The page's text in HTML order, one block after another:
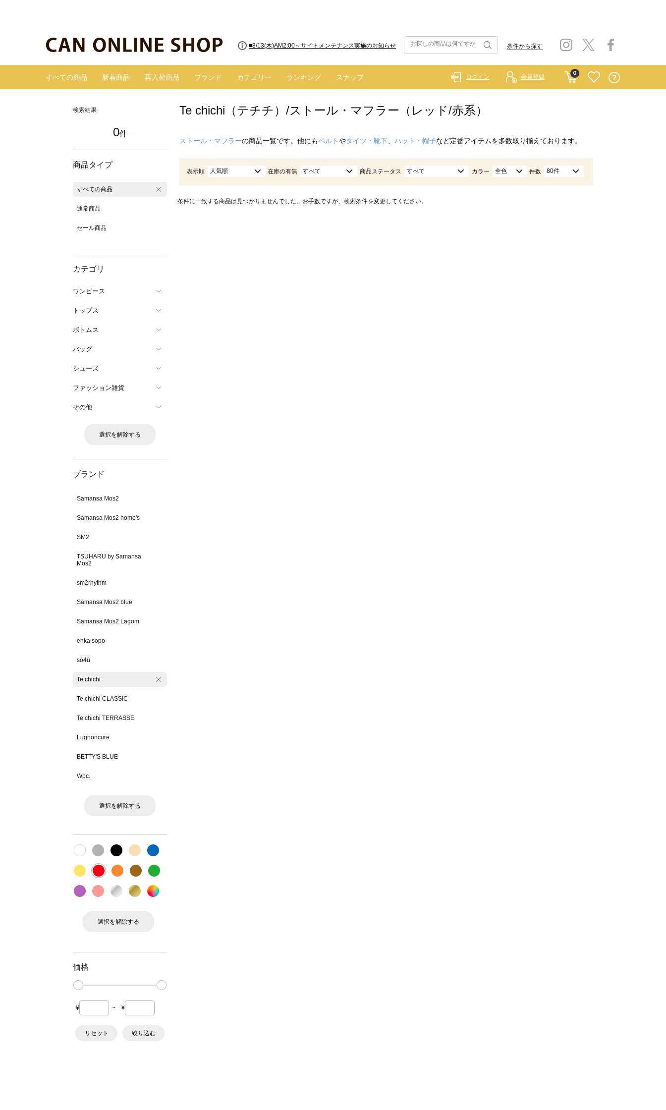
■8/13(木)AM2:00～サイトメンテナンス実施のお知らせ 条件から探す
すべての商品 新着商品 再入荷商品 ブランド カテゴリー ランキング スナップ
0
ログイン 会員登録
検索結果
0件
商品タイプ
すべての商品
通常商品
セール商品
カテゴリ
ワンピース
トップス
ボトムス
バッグ
シューズ
ファッション雑貨
その他
選択を解除する
ブランド
Samansa Mos2
Samansa Mos2 home's
SM2
TSUHARU by Samansa
Mos2
sm2rhythm
Samansa Mos2 blue
Samansa Mos2 Lagom
ehka sopo
sō4ū
Te chichi
Te chichi CLASSIC
Te chichi TERRASSE
Lugnoncure
BETTY'S BLUE
Wpc.
選択を解除する
選択を解除する
価格
¥ ~ ¥
リセット 絞り込む
Te chichi（テチチ）/ストール・マフラー（レッド/赤系）
ストール・マフラーの商品一覧です。他にもベルトやタイツ・靴下 ハット・帽子など定番アイテムを多数取り揃えております。
表示順 人気順 在庫の有無 すべて 商品ステータス すべて カラー 全色 件数 80件
条件に一致する商品は見つかりませんでした。お手数ですが、検索条件を変更してください。